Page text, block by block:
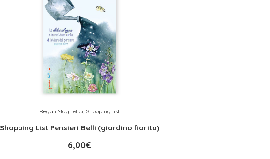
Regali Magnetici, Shopping list
Shopping List Pensieri Belli (giardino fiorito)
6,00€